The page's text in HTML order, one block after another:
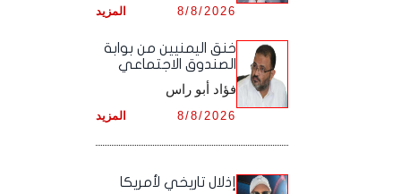
أرشيف شهر ديـسـمـبـر ,
المزيد 8/8/2026
خنق اليمنيين من بوابة
الصندوق الاجتماعي
فؤاد أبو راس
المزيد 8/8/2026
إذلال تاريخي لأمريكا